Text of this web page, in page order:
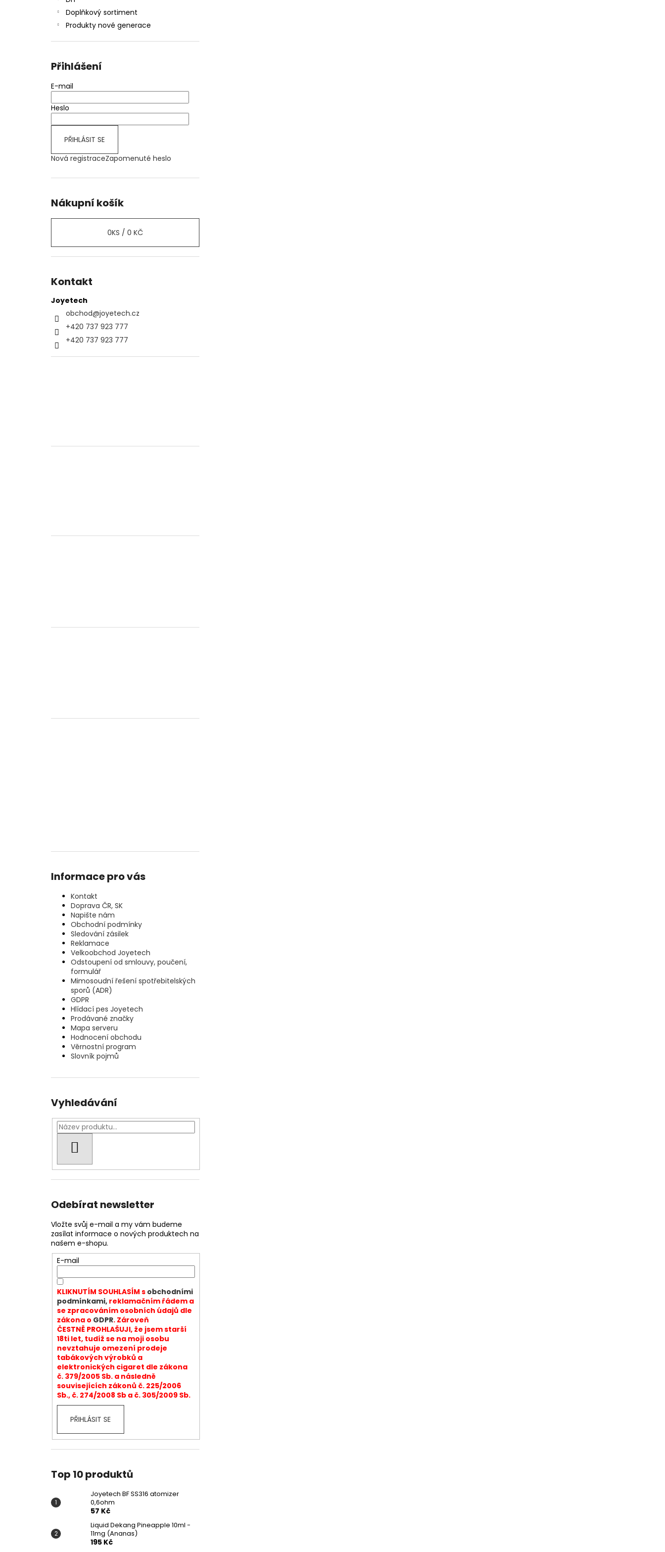
Doplňkový sortiment
Produkty nové generace
Přihlášení
E-mail
Heslo
PŘIHLÁSIT SE
Nová registraceZapomenuté heslo
Nákupní košík
0KS / 0 KČ
Kontakt
Joyetech
obchod@joyetech.cz
+420 737 923 777
+420 737 923 777
Informace pro vás
Kontakt
Doprava ČR, SK
Napište nám
Obchodní podmínky
Sledování zásilek
Reklamace
Velkoobchod Joyetech
Odstoupení od smlouvy, poučení,
formulář
Mimosoudní řešení spotřebitelských
sporů (ADR)
GDPR
Hlídací pes Joyetech
Prodávané značky
Mapa serveru
Hodnocení obchodu
Věrnostní program
Slovník pojmů
Vyhledávání
Odebírat newsletter
Vložte svůj e-mail a my vám budeme
zasílat informace o nových produktech na
našem e-shopu.
E-mail
KLIKNUTÍM SOUHLASÍM s obchodními
podmínkami,reklamačním řádem a
se zpracováním osobních údajů dle
zákona o GDPR. Zároveň
ČESTNĚ PROHLAŠUJI, že jsem starší
18ti let, tudíž se na moji osobu
nevztahuje omezení prodeje
tabákových výrobků a
elektronických cigaret dle zákona
č. 379/2005 Sb. a následně
souvisejících zákonů č. 225/2006
Sb., č. 274/2008 Sb a č. 305/2009 Sb.
PŘIHLÁSIT SE
Top 10 produktů
Joyetech BF SS316 atomizer
0,6ohm
57 Kč
Liquid Dekang Pineapple 10ml -
11mg (Ananas)
195 Kč
JOYETECH BF SS316 ATOMIZER 0,6OHM
57 Kč